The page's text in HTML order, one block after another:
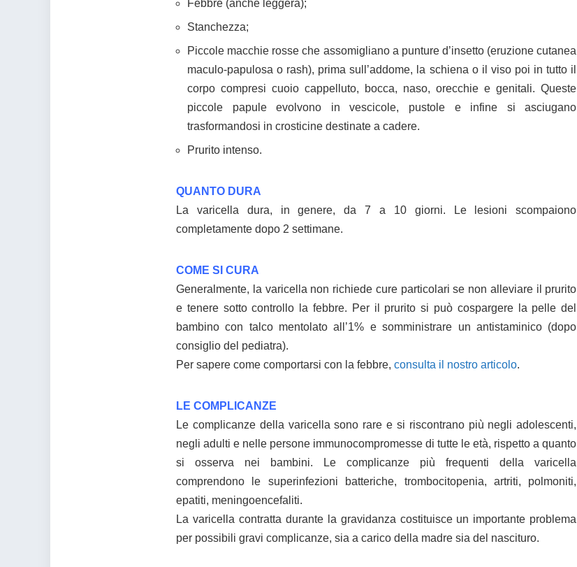
Febbre (anche leggera);
Stanchezza;
Piccole macchie rosse che assomigliano a punture d’insetto (eruzione cutanea
maculo-papulosa o rash), prima sull’addome, la schiena o il viso poi in tutto il
corpo compresi cuoio cappelluto, bocca, naso, orecchie e genitali. Queste
piccole papule evolvono in vescicole, pustole e infine si asciugano
trasformandosi in crosticine destinate a cadere.
Prurito intenso.
QUANTO DURA
La varicella dura, in genere, da 7 a 10 giorni. Le lesioni scompaiono
completamente dopo 2 settimane.
COME SI CURA
Generalmente, la varicella non richiede cure particolari se non alleviare il prurito
e tenere sotto controllo la febbre. Per il prurito si può cospargere la pelle del
bambino con talco mentolato all’1% e somministrare un antistaminico (dopo
consiglio del pediatra).
Per sapere come comportarsi con la febbre, consulta il nostro articolo.
LE COMPLICANZE
Le complicanze della varicella sono rare e si riscontrano più negli adolescenti,
negli adulti e nelle persone immunocompromesse di tutte le età, rispetto a quanto
si osserva nei bambini. Le complicanze più frequenti della varicella
comprendono le superinfezioni batteriche, trombocitopenia, artriti, polmoniti,
epatiti, meningoencefaliti.
La varicella contratta durante la gravidanza costituisce un importante problema
per possibili gravi complicanze, sia a carico della madre sia del nascituro.